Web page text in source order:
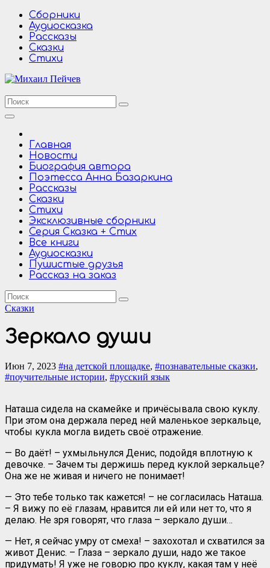
Перейти
содержимому
Сборники
Аудиосказка
Рассказы
Сказки
Стихи
Главная
Новости
Биография автора
Поэтесса Анна Базаркина
Рассказы
Сказки
Стихи
Эксклюзивные сборники
Серия Сказка + Стих
Все книги
Аудиосказки
Пушистые друзья
Рассказ на заказ
Сказки
Зеркало души
Июн 7, 2023 #на детской площадке, #познавательные сказки,
#поучительные истории, #русский язык
Наташа сидела на скамейке и причёсывала свою куклу.
При этом она держала перед ней маленькое зеркальце,
чтобы кукла могла видеть своё отражение.
— Во даёт! – ухмыльнулся Денис, подойдя вплотную к
девочке. – Зачем ты держишь перед куклой зеркальце?
Она же не живая и ничего не понимает!
— Это тебе только так кажется! – не согласилась Наташа.
– Я вижу по её глазам, нравится ли ей или нет то, что я
делаю. Не зря говорят, что глаза – зеркало души…
— Нет, я сейчас умру от смеха! – захохотал и схватился за
живот Денис. – Глаза – зеркало души, надо же такое
придумать! Я уже не говорю про куклу, какая там у неё